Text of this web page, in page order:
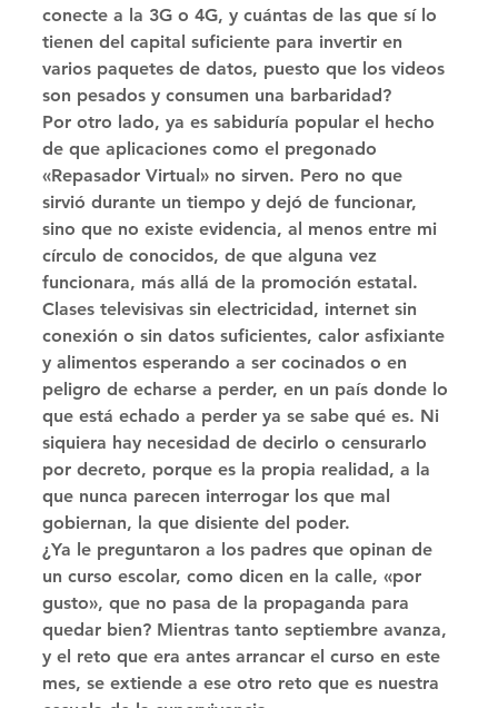
conecte a la 3G o 4G, y cuántas de las que sí lo
tienen del capital suficiente para invertir en
varios paquetes de datos, puesto que los videos
son pesados y consumen una barbaridad?
Por otro lado, ya es sabiduría popular el hecho
de que aplicaciones como el pregonado
«Repasador Virtual» no sirven. Pero no que
sirvió durante un tiempo y dejó de funcionar,
sino que no existe evidencia, al menos entre mi
círculo de conocidos, de que alguna vez
funcionara, más allá de la promoción estatal.
Clases televisivas sin electricidad, internet sin
conexión o sin datos suficientes, calor asfixiante
y alimentos esperando a ser cocinados o en
peligro de echarse a perder, en un país donde lo
que está echado a perder ya se sabe qué es. Ni
siquiera hay necesidad de decirlo o censurarlo
por decreto, porque es la propia realidad, a la
que nunca parecen interrogar los que mal
gobiernan, la que disiente del poder.
¿Ya le preguntaron a los padres que opinan de
un curso escolar, como dicen en la calle, «por
gusto», que no pasa de la propaganda para
quedar bien? Mientras tanto septiembre avanza,
y el reto que era antes arrancar el curso en este
mes, se extiende a ese otro reto que es nuestra